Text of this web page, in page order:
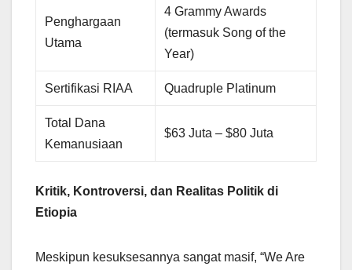
Penghargaan
Utama
4 Grammy Awards
(termasuk Song of the
Year)
Sertifikasi RIAA Quadruple Platinum
Total Dana
Kemanusiaan
$63 Juta – $80 Juta
Kritik, Kontroversi, dan Realitas Politik di
Etiopia
Meskipun kesuksesannya sangat masif, “We Are